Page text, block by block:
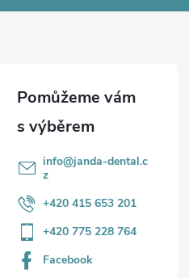
info@janda-dental.c
z
+420 415 653 201
+420 775 228 764
Facebook